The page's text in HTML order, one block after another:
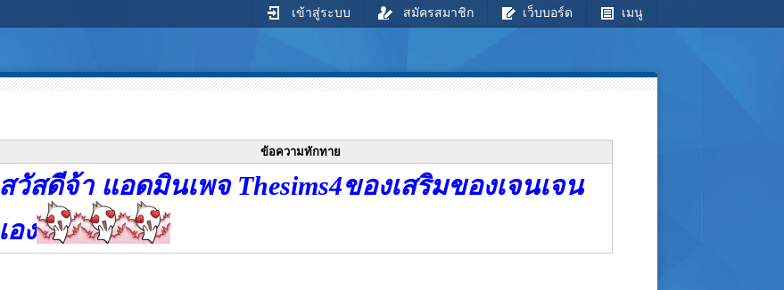
เข้าสู่ระบบ สมัครสมาชิก เว็บบอร์ด เมนู
ข้อความทักทาย
สวัสดีจ้า แอดมินเพจ Thesims4ของเสริมของเจนเจน
เอง